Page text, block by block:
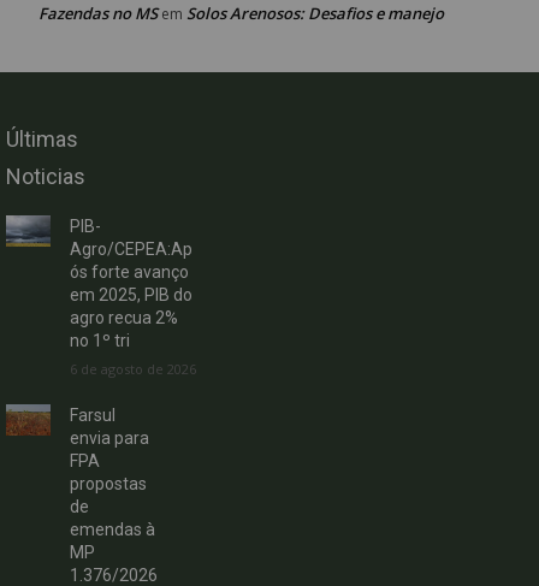
Fazendas no MSem Solos Arenosos: Desafios e manejo
Últimas
Noticias
PIB-
Agro/CEPEA:Ap
ós forte avanço
em 2025, PIB do
agro recua 2%
no 1º tri
6 de agosto de 2026
Farsul
envia para
FPA
propostas
de
emendas à
MP
1.376/2026